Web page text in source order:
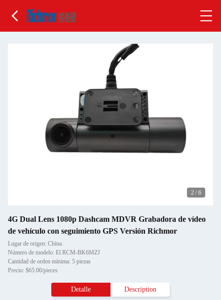
2 / 6
4G Dual Lens 1080p Dashcam MDVR Grabadora de vídeo
de vehículo con seguimiento GPS Versión Richmor
Lugar de origen: China.
Número de modelo: El RCM-BK6MZJ
Cantidad de orden mínima: 5 piezas
Precio: $65.00/pieces
Detalle Description